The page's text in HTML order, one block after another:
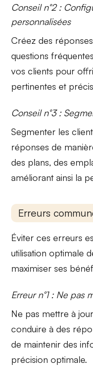
Conseil n°2 :
personnalisées
Créez des
questions
vos clients pour
pertinentes et
Conseil n°3 :
Segmenter les
réponses de
des plans, des
améliorant ainsi la
Erreurs
Éviter ces erreurs
utilisation optimale
maximiser ses
Erreur n°1 : Ne pas
Ne pas mettre à
conduire à des
de maintenir des
précision optimale.